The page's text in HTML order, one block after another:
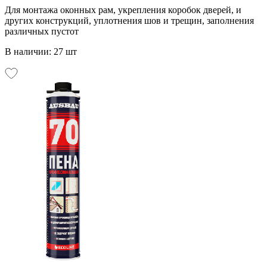
Для монтажа оконных рам, укрепления коробок дверей, и
других конструкций, уплотнения шов и трещин, заполнения
различных пустот
В наличии: 27 шт